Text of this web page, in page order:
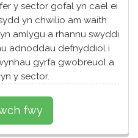
y sector gofal yn cael ei
yn chwilio am waith
amlygu a rhannu swyddi
adnoddau defnyddiol i
gyrfa gwobreuol a
y sector.
fwy